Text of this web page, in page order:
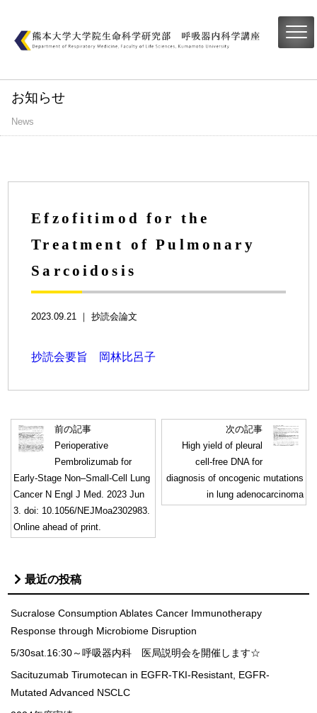
お知らせ
News
Efzofitimod for the
Treatment of Pulmonary
Sarcoidosis
2023.09.21 ｜抄読会論文
抄読会要旨 岡林比呂子
前の記事
Perioperative
Pembrolizumab for
Early-Stage Non–Small-Cell Lung
Cancer N Engl J Med. 2023 Jun
3. doi: 10.1056/NEJMoa2302983.
Online ahead of print.
次の記事
High yield of pleural
cell-free DNA for
diagnosis of oncogenic mutations
in lung adenocarcinoma
最近の投稿
Sucralose Consumption Ablates Cancer Immunotherapy
Response through Microbiome Disruption
5/30sat.16:30～呼吸器内科 医局説明会を開催します☆
Sacituzumab Tirumotecan in EGFR-TKI-Resistant, EGFR-
Mutated Advanced NSCLC